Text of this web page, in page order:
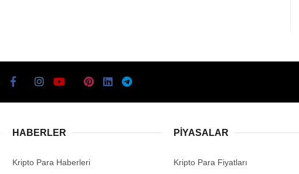
HABERLER
Kripto Para Haberleri
PIYASALAR
Kripto Para Fiyatları